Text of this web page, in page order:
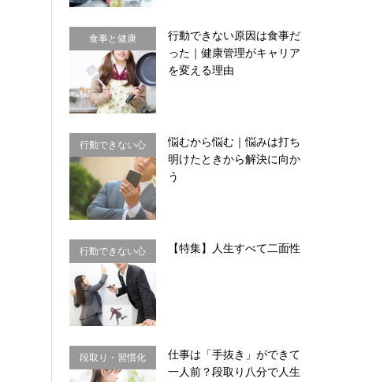
食事と健康
行動できない原因は食事だ
った｜健康管理がキャリア
を変える理由
行動できない心
理・思い込み
悩むから悩む｜悩みは打ち
明けたときから解決に向か
う
行動できない心
理・思い込み
【特集】人生すべて二面性
段取り・習慣化
仕事は「手抜き」ができて
一人前？段取り八分で人生